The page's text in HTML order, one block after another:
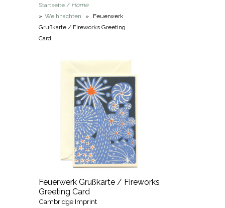
Startseite / Home
» Weihnachten »
Feuerwerk
Grußkarte / Fireworks Greeting
Card
Feuerwerk Grußkarte / Fireworks
Greeting Card
Cambridge Imprint